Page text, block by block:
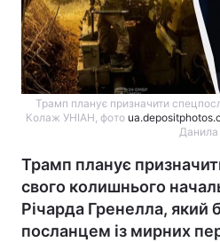
Трамп планує призначити
Колаж УНІАН, фото
Данила
Трамп планує
свого колишнього
Річарда Гренелла, який
посланцем із мирних